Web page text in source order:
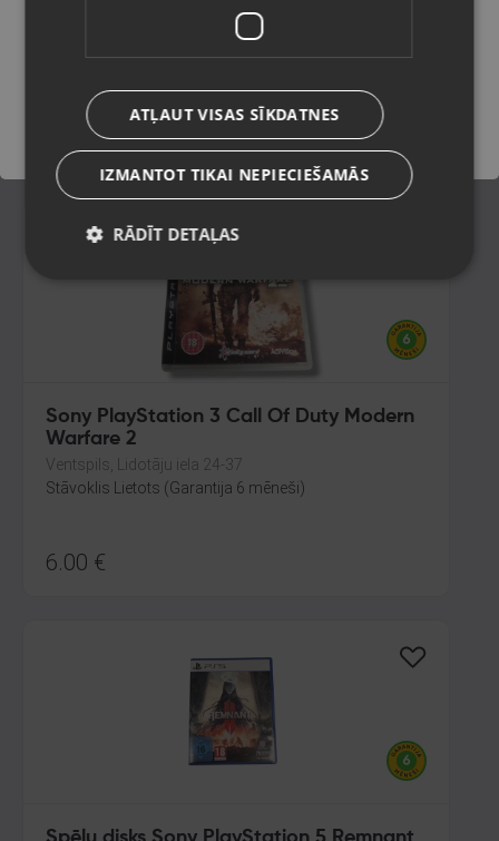
Stāvoklis Jauns (Garantija 24 mēneši)
10.00€
Sony PlayStation 3 Call Of Duty Modern
Warfare 2
Ventspils, Lidotāju iela 24-37
Stāvoklis Lietots (Garantija 6 mēneši)
6.00 €
Saglabāt
ATĻAUT VISAS SĪKDATNES
IZMANTOT TIKAI NEPIECIEŠAMĀS
RĀDĪT DETAĻAS